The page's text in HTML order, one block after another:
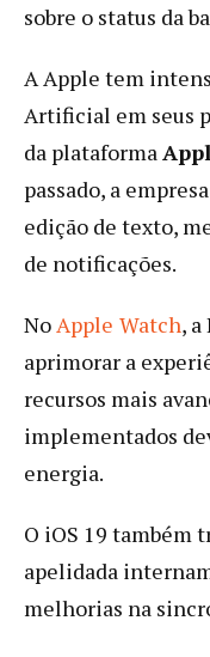
sobre o status da
A Apple tem
Artificial em seus
da plataforma
passado, a
edição de texto,
de notificações.
NoApple Watch,
aprimorar a
recursos mais
implementados
energia.
O iOS 19 também
apelidada
melhorias na